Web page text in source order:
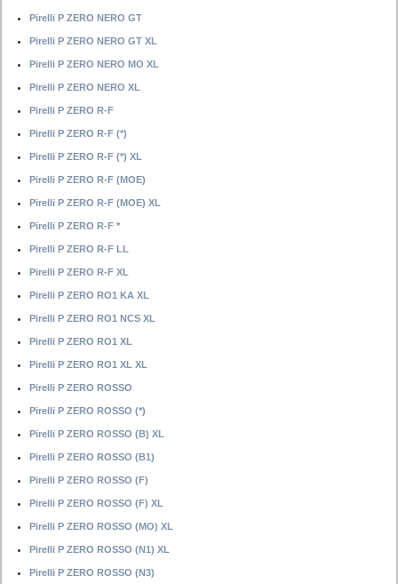
Pirelli P ZERO NERO GT
Pirelli P ZERO NERO GT XL
Pirelli P ZERO NERO MO XL
Pirelli P ZERO NERO XL
Pirelli P ZERO R-F
Pirelli P ZERO R-F (*)
Pirelli P ZERO R-F (*) XL
Pirelli P ZERO R-F (MOE)
Pirelli P ZERO R-F (MOE) XL
Pirelli P ZERO R-F *
Pirelli P ZERO R-F LL
Pirelli P ZERO R-F XL
Pirelli P ZERO RO1 KA XL
Pirelli P ZERO RO1 NCS XL
Pirelli P ZERO RO1 XL
Pirelli P ZERO RO1 XL XL
Pirelli P ZERO ROSSO
Pirelli P ZERO ROSSO (*)
Pirelli P ZERO ROSSO (B) XL
Pirelli P ZERO ROSSO (B1)
Pirelli P ZERO ROSSO (F)
Pirelli P ZERO ROSSO (F) XL
Pirelli P ZERO ROSSO (MO) XL
Pirelli P ZERO ROSSO (N1) XL
Pirelli P ZERO ROSSO (N3)